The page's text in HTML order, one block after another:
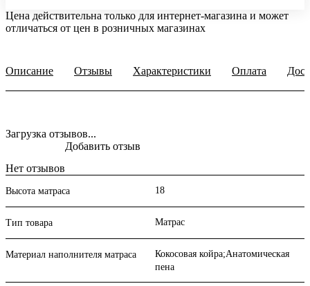
Цена действительна только для интернет-магазина и может
отличаться от цен в розничных магазинах
Описание Отзывы Характеристики Оплата
Загрузка отзывов...
Нет отзывов
Добавить отзыв
Высота матраса 18
Тип товара Матрас
Материал наполнителя матраса
Кокосовая койра;Анатомическая
пена